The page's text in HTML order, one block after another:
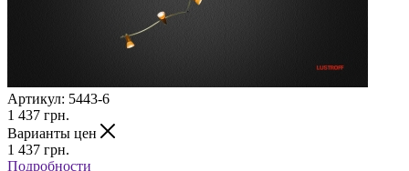
Артикул: 5443-6
1 437 грн.
Варианты цен
1 437 грн.
Подробности